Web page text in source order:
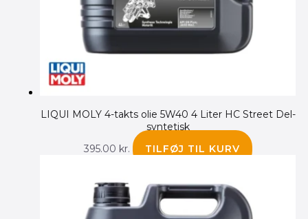
LIQUI MOLY 4-takts olie 5W40 4 Liter HC Street Del-
syntetisk
395.00 kr. TILFØJ TIL KURV